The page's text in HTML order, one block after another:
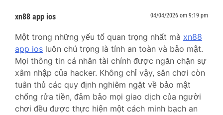
xn88 app ios 04/04/2026 om 9:19 pm
Một trong những yếu tố quan trọng nhất mà xn88
app ios luôn chú trọng là tính an toàn và bảo mật.
Mọi thông tin cá nhân tài chính được ngăn chặn sự
xâm nhập của hacker. Không chỉ vậy, sân chơi còn
tuân thủ các quy định nghiêm ngặt về bảo mật
chống rửa tiền, đảm bảo mọi giao dịch của người
chơi đều được thực hiện một cách minh bạch an